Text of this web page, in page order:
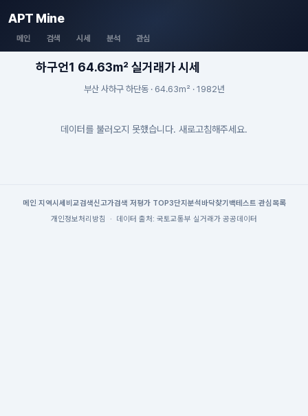
APT Mine
메인 검색 시세 분석 관심
하구언1 64.63m² 실거래가 시세
부산 사하구 하단동 · 64.63m² · 1982년
데이터를 불러오지 못했습니다. 새로고침해주세요.
메인| 지역시세 비교검색신고가검색 저평가 TOP3단지분석 바닥찾기 백테스트 관심목록
개인정보처리방침
· 데이터 출처: 국토교통부 실거래가 공공데이터